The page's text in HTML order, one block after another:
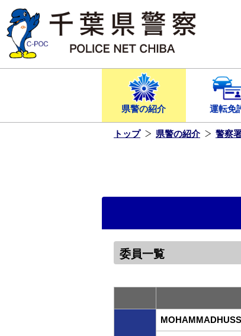
ス
キ
ま
県警の紹介 運転免
トップ 県警の紹介 警察
委員一覧